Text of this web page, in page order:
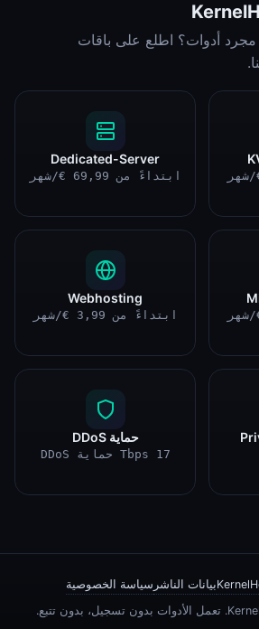
أدوات؟ اطلع على باقات
Dedicated-Server
ابتداءً من 69,99 €/شهر
Webhosting
ابتداءً من 3,99 €/شهر
حماية DDoS
17 Tbps حماية DDoS
بيانات الناشر سياسة الخصوصية